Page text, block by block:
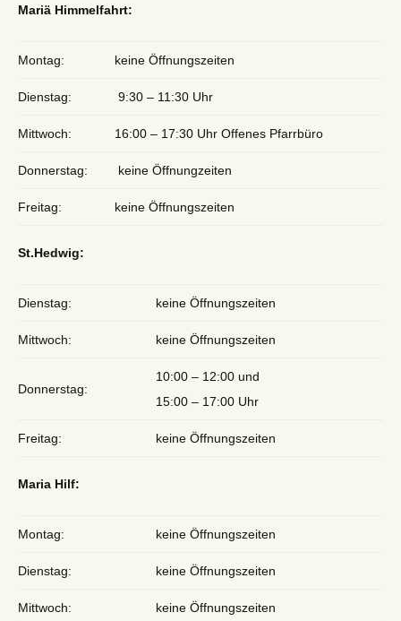
Mariä Himmelfahrt:
Montag: keine Öffnungszeiten
Dienstag: 9:30 – 11:30 Uhr
Mittwoch: 16:00 – 17:30 Uhr Offenes Pfarrbüro
Donnerstag: keine Öffnungzeiten
Freitag: keine Öffnungszeiten
St.Hedwig:
Dienstag: keine Öffnungszeiten
Mittwoch: keine Öffnungszeiten
Donnerstag:
10:00 – 12:00 und
15:00 – 17:00 Uhr
Freitag: keine Öffnungszeiten
Maria Hilf:
Montag: keine Öffnungszeiten
Dienstag: keine Öffnungszeiten
Mittwoch: keine Öffnungszeiten